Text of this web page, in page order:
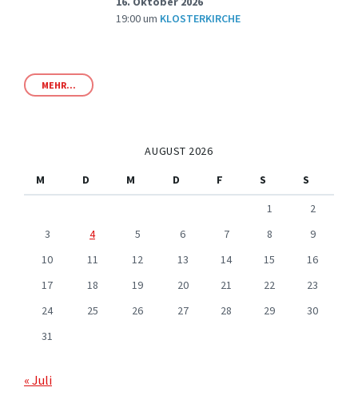
19:00um KLOSTERKIRCHE
MEHR...
AUGUST 2026
M
D M D F S
S
1
2
3
4 5 6 7 8
9
10
11 12 13 14 15
16
17
18 19 20 21 22
23
24
25 26 27 28 29
30
31
« Juli